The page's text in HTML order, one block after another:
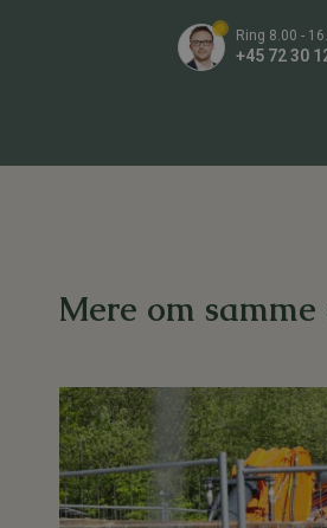
Ring 8.00 -
+45 72 30
Mere om samme